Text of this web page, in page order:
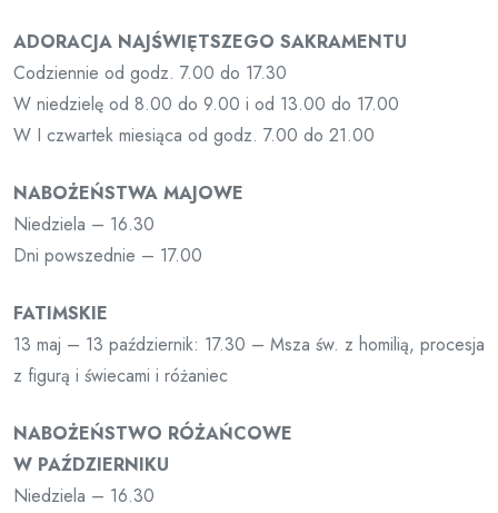
ADORACJA NAJŚWIĘTSZEGO SAKRAMENTU
Codziennie od godz. 7.00 do 17.30
W niedzielę od 8.00 do 9.00 i od 13.00 do 17.00
W I czwartek miesiąca od godz. 7.00 do 21.00
NABOŻEŃSTWA MAJOWE
Niedziela – 16.30
Dni powszednie – 17.00
FATIMSKIE
13 maj – 13 październik: 17.30 – Msza św. z homilią, procesja
z figurą i świecami i różaniec
NABOŻEŃSTWO RÓŻAŃCOWE
W PAŹDZIERNIKU
Niedziela – 16.30